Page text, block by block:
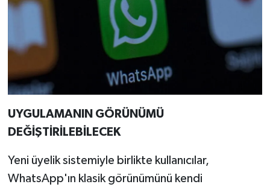
UYGULAMANIN GÖRÜNÜMÜ
DEĞİŞTİRİLEBİLECEK
Yeni üyelik sistemiyle birlikte kullanıcılar,
WhatsApp'ın klasik görünümünü kendi